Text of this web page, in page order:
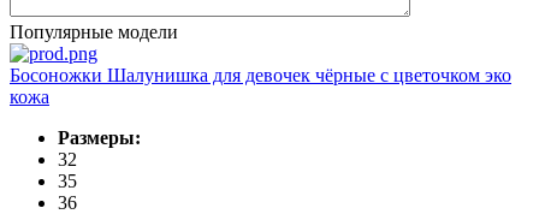
Популярные модели
Босоножки Шалунишка для девочек чёрные с цветочком эко
кожа
Размеры:
32
35
36